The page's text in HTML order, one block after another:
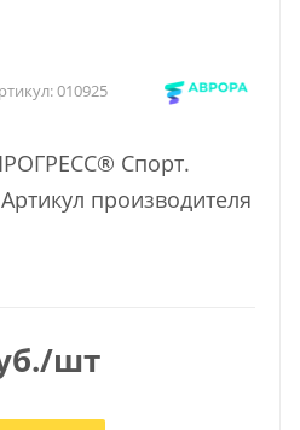
010925
Спорт.
производителя
/шт